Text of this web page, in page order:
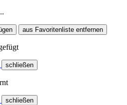
aus Favoritenliste entfernen
schließen
schließen